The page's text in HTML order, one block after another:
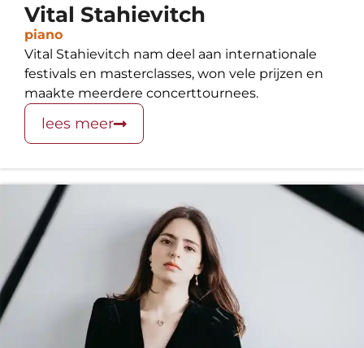
Vital Stahievitch
piano
Vital Stahievitch nam deel aan internationale
festivals en masterclasses, won vele prijzen en
maakte meerdere concerttournees.
lees meer